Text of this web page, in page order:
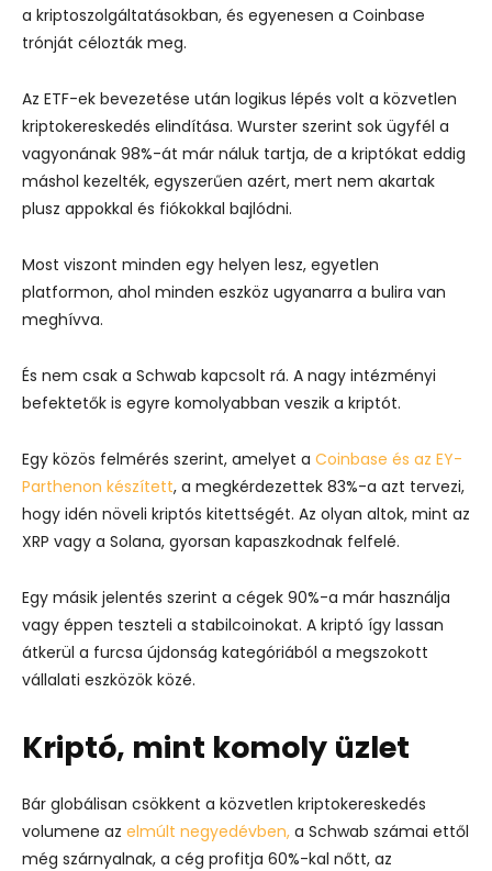
a kriptoszolgáltatásokban, és egyenesen a Coinbase
trónját célozták meg.
Az ETF-ek bevezetése után logikus lépés volt a közvetlen
kriptokereskedés elindítása. Wurster szerint sok ügyfél a
vagyonának 98%-át már náluk tartja, de a kriptókat eddig
máshol kezelték, egyszerűen azért, mert nem akartak
plusz appokkal és fiókokkal bajlódni.
Most viszont minden egy helyen lesz, egyetlen
platformon, ahol minden eszköz ugyanarra a bulira van
meghívva.
És nem csak a Schwab kapcsolt rá. A nagy intézményi
befektetők is egyre komolyabban veszik a kriptót.
Egy közös felmérés szerint, amelyet a Coinbase és az EY-
Parthenon készített, a megkérdezettek 83%-a azt tervezi,
hogy idén növeli kriptós kitettségét. Az olyan altok, mint az
XRP vagy a Solana, gyorsan kapaszkodnak felfelé.
Egy másik jelentés szerint a cégek 90%-a már használja
vagy éppen teszteli a stabilcoinokat. A kriptó így lassan
átkerül a furcsa újdonság kategóriából a megszokott
vállalati eszközök közé.
Kriptó, mint komoly üzlet
Bár globálisan csökkent a közvetlen kriptokereskedés
volumene az elmúlt negyedévben, a Schwab számai ettől
még szárnyalnak, a cég profitja 60%-kal nőtt, az